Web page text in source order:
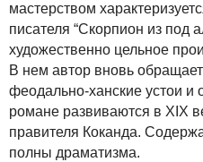
мастерством
писателя “Скорпион из под
художественно цельное
В нем автор вновь
феодально-ханские устои
романе развиваются в XIX
правителя Коканда.
полны драматизма.